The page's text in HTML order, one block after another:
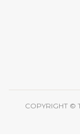
COPYRIGHT ©